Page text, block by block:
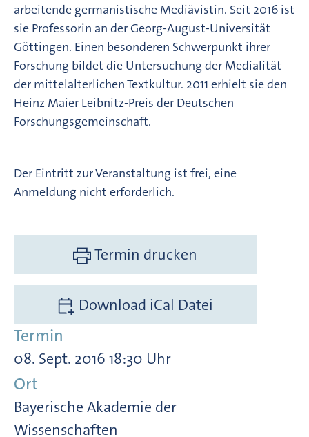
arbeitende germanistische Mediävistin. Seit 2016 ist
sie Professorin an der Georg-August-Universität
Göttingen. Einen besonderen Schwerpunkt ihrer
Forschung bildet die Untersuchung der Medialität
der mittelalterlichen Textkultur. 2011 erhielt sie den
Heinz Maier Leibnitz-Preis der Deutschen
Forschungsgemeinschaft.
Der Eintritt zur Veranstaltung ist frei, eine
Anmeldung nicht erforderlich.
Termin drucken
Download iCal Datei
Termin
08. Sept. 2016 18:30 Uhr
Ort
Bayerische Akademie der
Wissenschaften